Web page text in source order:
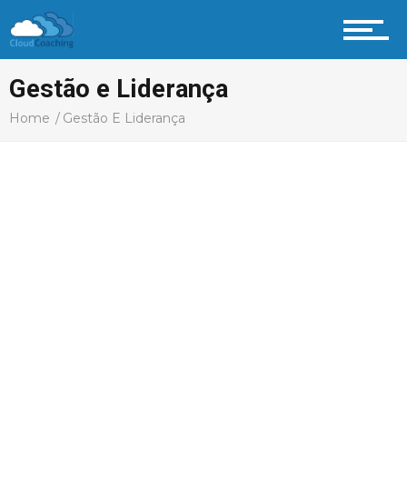
Gestão e Liderança
Home Gestão E Liderança